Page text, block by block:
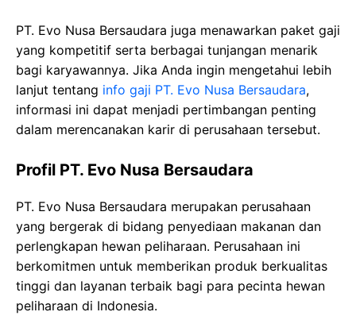
PT. Evo Nusa Bersaudara juga menawarkan paket gaji
yang kompetitif serta berbagai tunjangan menarik
bagi karyawannya. Jika Anda ingin mengetahui lebih
lanjut tentang info gaji PT. Evo Nusa Bersaudara,
informasi ini dapat menjadi pertimbangan penting
dalam merencanakan karir di perusahaan tersebut.
Profil PT. Evo Nusa Bersaudara
PT. Evo Nusa Bersaudara merupakan perusahaan
yang bergerak di bidang penyediaan makanan dan
perlengkapan hewan peliharaan. Perusahaan ini
berkomitmen untuk memberikan produk berkualitas
tinggi dan layanan terbaik bagi para pecinta hewan
peliharaan di Indonesia.